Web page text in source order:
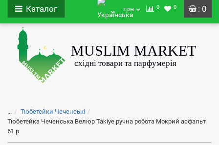
: 0
Каталог грн 0 0
...
Тюбетейки Чеченські
Тюбетейка Чеченська Велюр Takiye ручна робота Мокрий асфальт
61 р